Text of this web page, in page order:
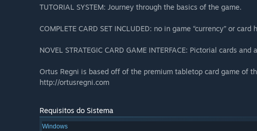
TUTORIAL SYSTEM: Journey through the basics of the game.
COMPLETE CARD SET INCLUDED: no in game “currency” or card
NOVEL STRATEGIC CARD GAME INTERFACE: Pictorial cards
Ortus Regni is based off of the premium tabletop card game of
http://ortusregni.com
Requisitos do Sistema
Windows